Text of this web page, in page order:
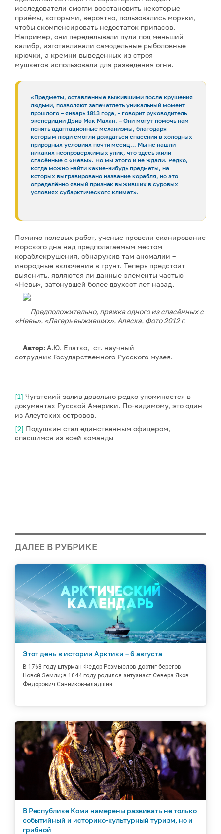
исследователи смогли восстановить некоторые
приёмы, которыми, вероятно, пользовались моряки,
чтобы скомпенсировать недостаток припасов.
Например, они переделывали пули под меньший
калибр, изготавливали самодельные рыболовные
крючки, а кремни выведенных из строя
мушкетов использовали для разведения огня.
«Предметы, оставленные выжившими после крушения
людьми, позволяют запечатлеть уникальный момент
прошлого – январь 1813 года, - говорит руководитель
экспедиции Дэйв Мак Махан. – Они могут помочь нам
понять адаптационные механизмы, благодаря
которым люди смогли дождаться спасения в холодных
природных условиях почти месяц… Мы не нашли
никаких неопровержимых улик, что здесь жили
спасённые с «Невы». Но мы этого и не ждали. Редко,
когда можно найти какие-нибудь предметы, на
которых выгравировано название корабля, но это
определённо явный признак выживших в суровых
условиях субарктического климат».
Помимо полевых работ, ученые провели сканирование
морского дна над предполагаемым местом
кораблекрушения, обнаружив там аномалии –
инородные включения в грунт. Теперь предстоит
выяснить, являются ли данные элементы частью
«Невы», затонувшей более двухсот лет назад.
Предположительно, пряжка одного из спасённых с
«Невы». «Лагерь выживших». Аляска. Фото 2012 г.
Автор:А.Ю. Епатко, ст. научный
сотрудник Государственного Русского музея.
[1] Чугатский залив довольно редко упоминается в
документах Русской Америки. По-видимому, это один
из Алеутских островов.
[2] Подушкин стал единственным офицером,
спасшимся из всей команды
ДАЛЕЕ В РУБРИКЕ
Этот день в истории Арктики – 6 августа
В 1768 году штурман Федор Розмыслов достиг берегов
Новой Земли; в 1844 году родился энтузиаст Севера Яков
Федорович Санников-младший
В Республике Коми намерены развивать не только
событийный и историко-культурный туризм, но и
грибной